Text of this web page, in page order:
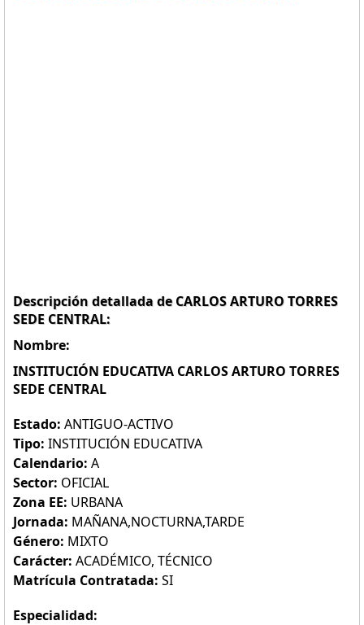
Descripción detallada de CARLOS ARTURO TORRES
SEDE CENTRAL:
Nombre:
INSTITUCIÓN EDUCATIVA CARLOS ARTURO TORRES
SEDE CENTRAL
Estado: ANTIGUO-ACTIVO
Tipo: INSTITUCIÓN EDUCATIVA
Calendario: A
Sector: OFICIAL
Zona EE: URBANA
Jornada: MAÑANA,NOCTURNA,TARDE
Género: MIXTO
Carácter: ACADÉMICO, TÉCNICO
Matrícula Contratada: SI
Especialidad: